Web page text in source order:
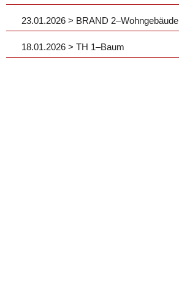
23.01.2026 > BRAND 2–Wohngebäude
18.01.2026 > TH 1–Baum